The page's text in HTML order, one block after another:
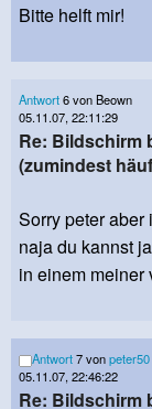
Bitte helft mir!
Antwort6 von Beown
05.11.07, 22:11:29
Re: Bildschirm
(zumindest
Sorry peter
naja du kannst
in einem meiner
Antwort7 vonpeter50
05.11.07, 22:46:22
Re: Bildschirm